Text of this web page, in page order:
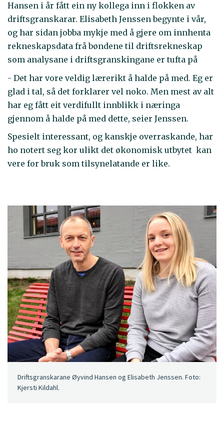
Hansen i år fått ein ny kollega inn i flokken av
driftsgranskarar. Elisabeth Jenssen begynte i vår,
og har sidan jobba mykje med å gjere om innhenta
rekneskapsdata frå bøndene til driftsrekneskap
som analysane i driftsgranskingane er tufta på
- Det har vore veldig lærerikt å halde på med. Eg er
glad i tal, så det forklarer vel noko. Men mest av alt
har eg fått eit verdifullt innblikk i næringa
gjennom å halde på med dette, seier Jenssen.
Spesielt interessant, og kanskje overraskande, har
ho notert seg kor ulikt det økonomisk utbytet kan
vere for bruk som tilsynelatande er like.
Driftsgranskarane Øyvind Hansen og Elisabeth Jenssen. Foto:
Kjersti Kildahl.